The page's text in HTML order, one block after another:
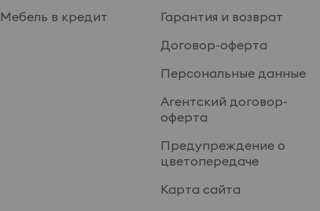
Мебель в кредит
Гарантия и возврат
Договор-оферта
Персональные данные
Агентский договор-
оферта
Предупреждение о
цветопередаче
Карта сайта